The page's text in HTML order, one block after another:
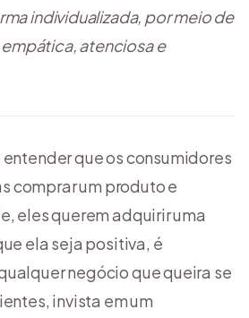
individualizada, por meio de
atenciosa e
que os consumidores
comprar um produto e
eles querem adquirir uma
ela seja positiva, é
negócio que queira se
invista em um